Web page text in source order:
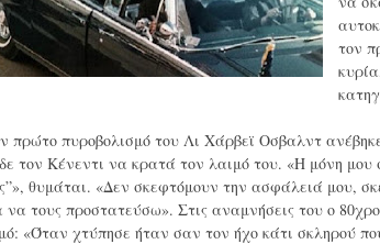
τον
πρώτο πυροβολισμό του Λι Χάρβεϊ Οσβαλντ
τον Κένεντι να κρατά τον λαιμό του. «Η μόνη
θυμάται. «Δεν σκεφτόμουν την ασφάλειά μου,
τους προστατεύσω». Στις αναμνήσεις του ο
«Όταν χτύπησε ήταν σαν τον ήχο κάτι σκληρού